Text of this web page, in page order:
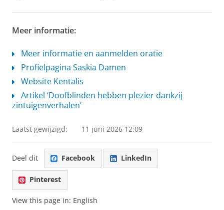
Meer informatie:
Meer informatie en aanmelden oratie
Profielpagina Saskia Damen
Website Kentalis
Artikel ‘Doofblinden hebben plezier dankzij
zintuigenverhalen’
Laatst gewijzigd: 11 juni 2026 12:09
Deel dit Facebook LinkedIn
Pinterest
View this page in: English